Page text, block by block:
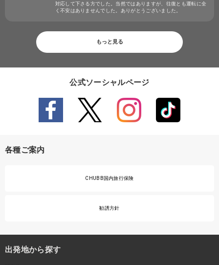
対応して下さる方でした。当然ではありますが、往復とも運転に全
く不安はありませんでした。ありがとうございました。
もっと見る
公式ソーシャルページ
各種ご案内
CHUBB国内旅行保険
勧誘方針
出発地から探す